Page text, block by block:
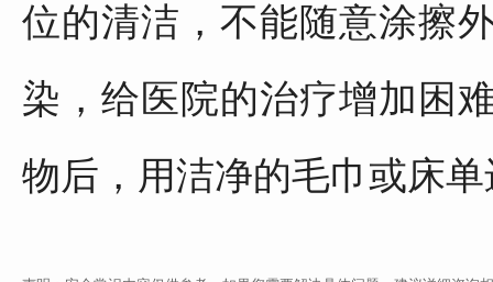
位的清洁，不能随意涂擦
染，给医院的治疗增加困
物后，用洁净的毛巾或床